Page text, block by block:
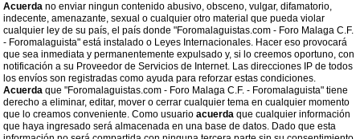
Acuerda no enviar ningun contenido abusivo, obsceno, vulgar, difamatorio,
indecente, amenazante, sexual o cualquier otro material que pueda violar
cualquier ley de su país, el país donde "Foromalaguistas.com - Foro Malaga C.F.
- Foromalaguista" está instalado o Leyes Internacionales. Hacer eso provocará
que sea inmediata y permanentemente expulsado y, si lo creemos oportuno, con
notificación a su Proveedor de Servicios de Internet. Las direcciones IP de todos
los envíos son registradas como ayuda para reforzar estas condiciones.
Acuerda que "Foromalaguistas.com - Foro Malaga C.F. - Foromalaguista" tiene
derecho a eliminar, editar, mover o cerrar cualquier tema en cualquier momento
que lo creamos conveniente. Como usuario acuerda que cualquier información
que haya ingresado será almacenada en una base de datos. Dado que esta